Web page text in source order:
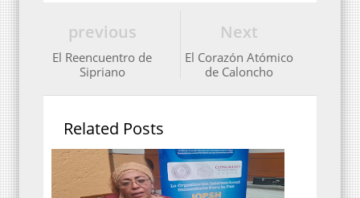
Next
El Corazón Atómico
de Caloncho
previous
El Reencuentro de
Sipriano
Related Posts